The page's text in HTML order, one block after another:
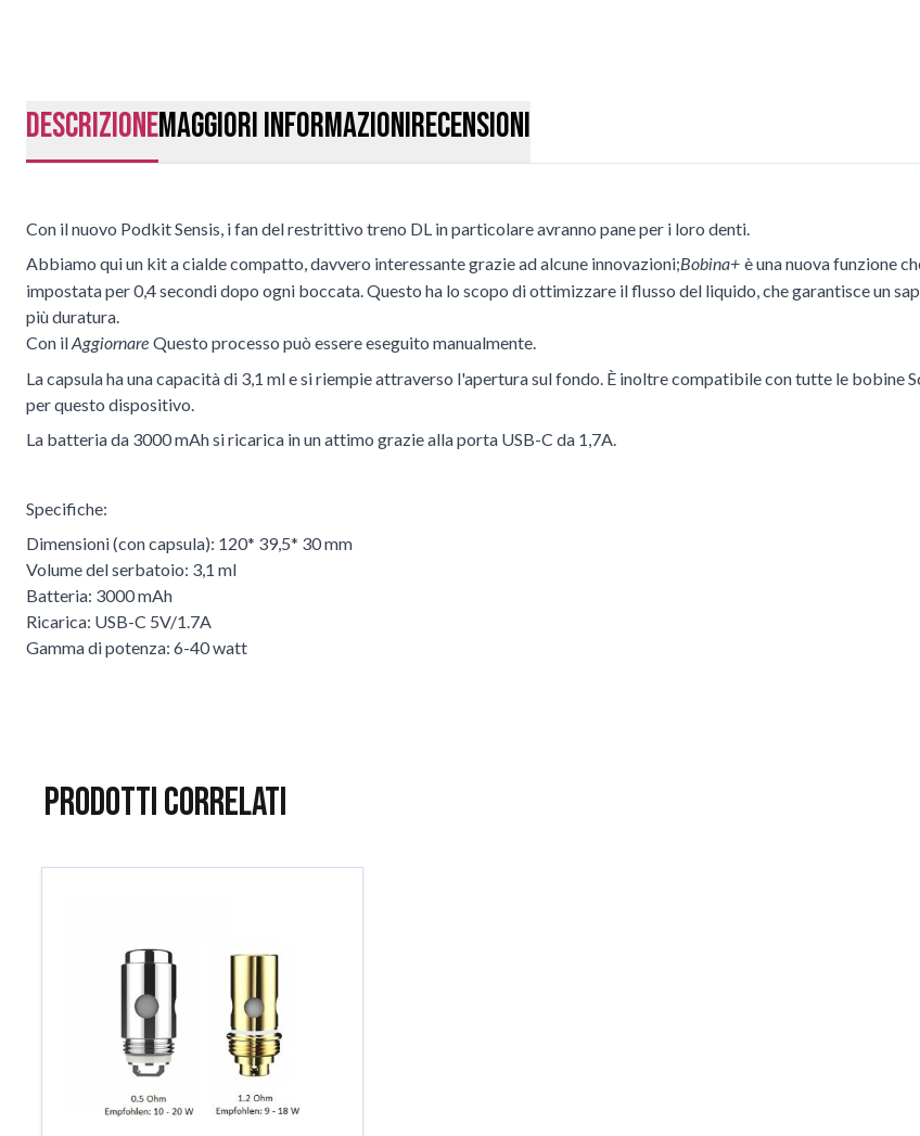
DescrizioneMaggiori InformazioniRecensioni
Con il nuovo Podkit Sensis, i fan del restrittivo treno DL in particolare avranno pane per i loro denti.
Abbiamo qui un kit a cialde compatto, davvero interessante grazie ad alcune innovazioni;Bobina+ è una nuova funzione
impostata per 0,4 secondi dopo ogni boccata. Questo ha lo scopo di ottimizzare il flusso del liquido, che garantisce un
più duratura.
Con ilAggiornare Questo processo può essere eseguito manualmente.
La capsula ha una capacità di 3,1 ml e si riempie attraverso l'apertura sul fondo. È inoltre compatibile con tutte le
per questo dispositivo.
La batteria da 3000 mAh si ricarica in un attimo grazie alla porta USB-C da 1,7A.
Specifiche:
Dimensioni (con capsula): 120* 39,5* 30 mm
Volume del serbatoio: 3,1 ml
Batteria: 3000 mAh
Ricarica: USB-C 5V/1.7A
Gamma di potenza: 6-40 watt
Prodotti correlati
È possibile navigare tra gli elementi del carosello utilizzando il tasto Tab. Puoi saltare il carosello o andare direttamente
Salta il carosello